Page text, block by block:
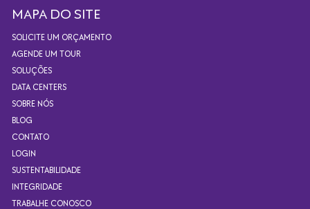
MAPA DO SITE
SOLICITE UM ORÇAMENTO
AGENDE UM TOUR
SOLUÇÕES
DATA CENTERS
SOBRE NÓS
BLOG
CONTATO
LOGIN
SUSTENTABILIDADE
INTEGRIDADE
TRABALHE CONOSCO